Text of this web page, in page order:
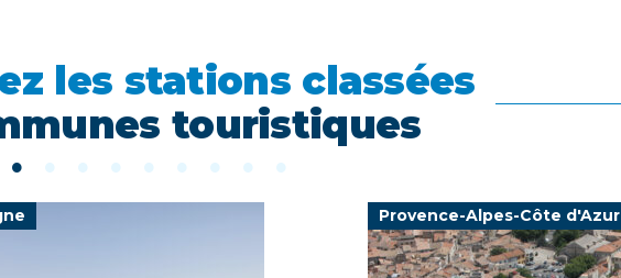
les stations classées
touristiques
Provence-Alpes-Côte d'Azur